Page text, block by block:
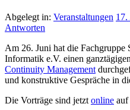
Abgelegt in: Veranstaltungen 17.
Antworten
Am 26. Juni hat die
Informatik e.V. einen ganztägigen
Continuity Management
und konstruktive Gespräche in
Die Vorträge sind jetzt online auf